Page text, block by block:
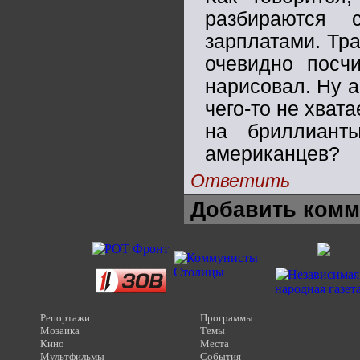
зарплатами.
очевидно
нарисовал. Ну
чего-то не
на
американцев?
Ответить
Добавить
Репортажи
Мозаика
Кино
Мультфильмы
Программы
Темы
Места
События